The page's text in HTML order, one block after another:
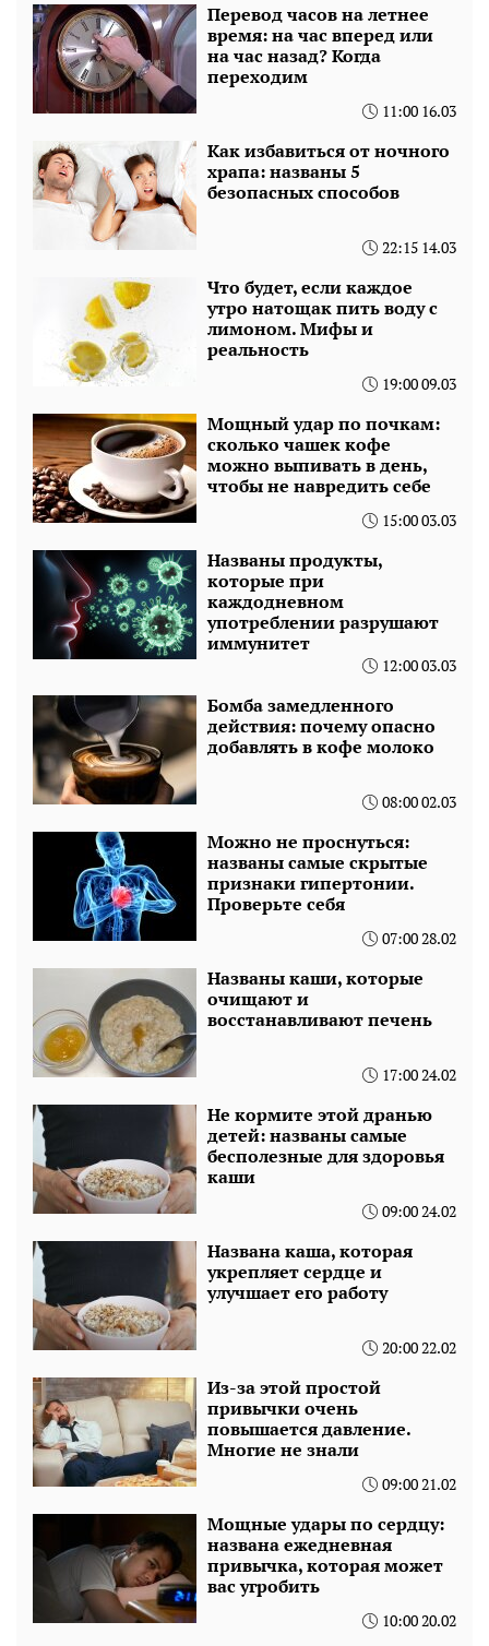
Перевод часов на летнее
время: на час вперед или
на час назад? Когда
переходим
11:00 16.03
Как избавиться от ночного
храпа: названы 5
безопасных способов
22:15 14.03
Что будет, если каждое
утро натощак пить воду с
лимоном. Мифы и
реальность
19:00 09.03
Мощный удар по почкам:
сколько чашек кофе
можно выпивать в день,
чтобы не навредить себе
15:00 03.03
Названы продукты,
которые при
каждодневном
употреблении разрушают
иммунитет
12:00 03.03
Бомба замедленного
действия: почему опасно
добавлять в кофе молоко
08:00 02.03
Можно не проснуться:
названы самые скрытые
признаки гипертонии.
Проверьте себя
07:00 28.02
Названы каши, которые
очищают и
восстанавливают печень
17:00 24.02
Не кормите этой дранью
детей: названы самые
бесполезные для здоровья
каши
09:00 24.02
Названа каша, которая
укрепляет сердце и
улучшает его работу
20:00 22.02
Из-за этой простой
привычки очень
повышается давление.
Многие не знали
09:00 21.02
Мощные удары по сердцу:
названа ежедневная
привычка, которая может
вас угробить
10:00 20.02